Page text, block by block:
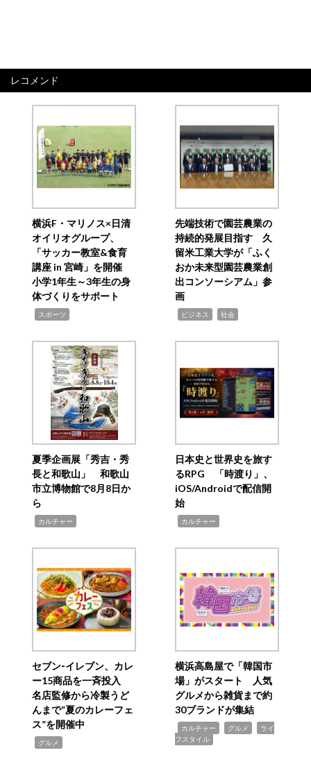
レコメンド
横浜F・マリノス×日清
オイリオグループ、
「サッカー教室&食育
講座 in 宮崎」を開催
小学1年生～3年生の身
体づくりをサポート
スポーツ
先端技術で園芸農業の
持続的発展目指す 久
留米工業大学が「ふく
おか未来型園芸農業創
出コンソーシアム」参
画
ビジネス 社会
夏季企画展「秀吉・秀
長と和歌山」 和歌山
市立博物館で8月8日か
ら
カルチャー
日本史と世界史を旅す
るRPG 「時渡り」、
iOS/Androidで配信開
始
カルチャー
セブン‐イレブン、カレ
ー15商品を一斉投入
名店監修から冷製うど
んまで“夏のカレーフェ
ス”を開催中
グルメ
横浜高島屋で「韓国市
場」がスタート 人気
グルメから雑貨まで約
30ブランドが集結
カルチャー グルメ
ライ
フスタイル